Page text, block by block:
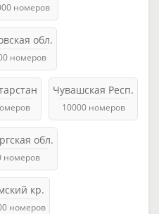
номеров
обл.
номеров
Чувашская Респ.
10000 номеров
обл.
номеров
кр.
номеров